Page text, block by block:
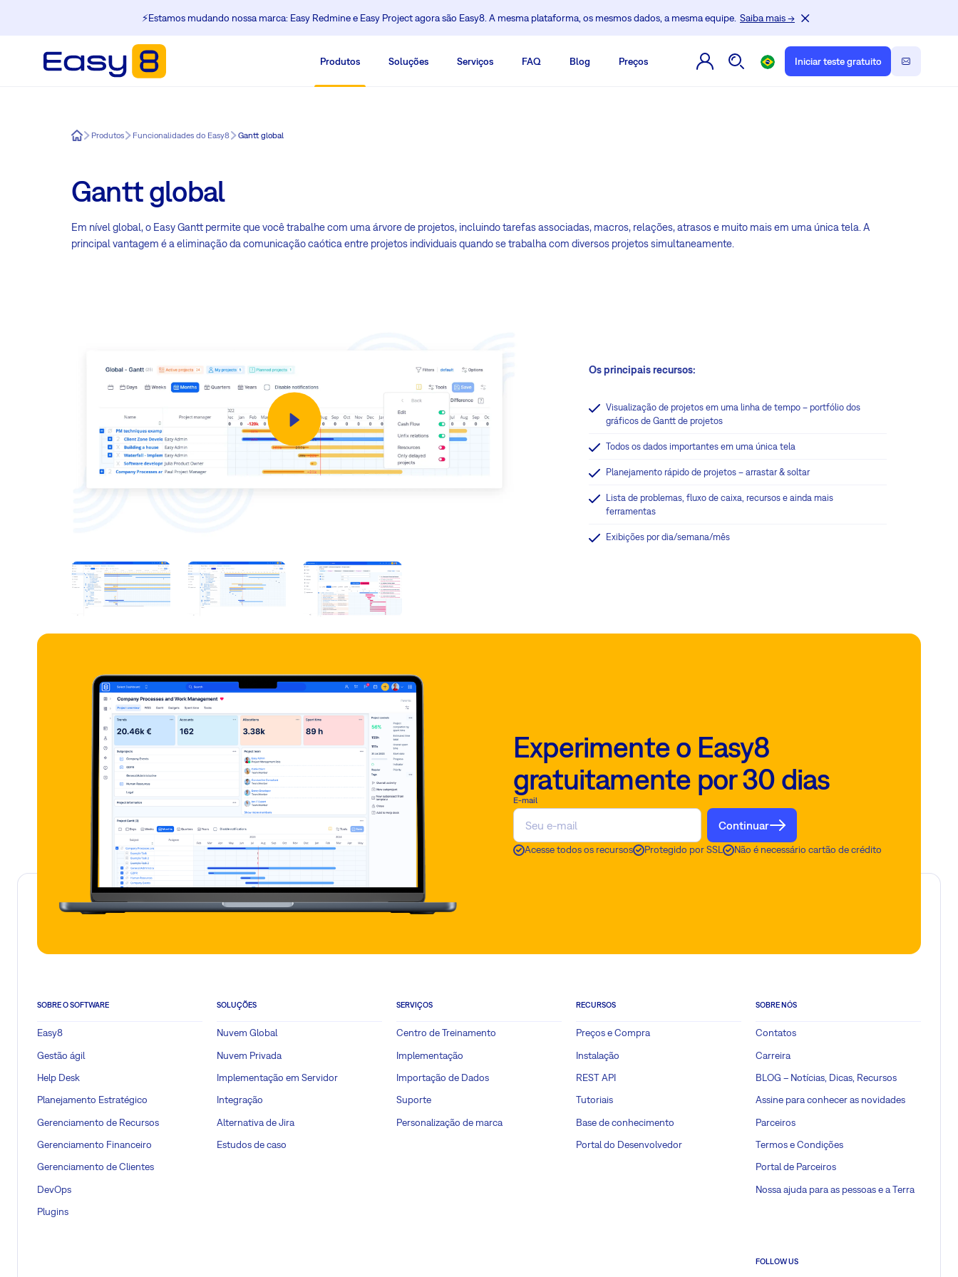
⚡️Estamos mudando nossa marca: Easy Redmine e Easy Project agora são Easy8. A mesma plataforma, os mesmos dados, a mesma equipe. Saiba mais →
Produtos Soluções Serviços FAQ Blog Preços Iniciar teste gratuito
Easy8Produtos Funcionalidades do Easy8 Gantt global
Gantt global
Em nível global, o Easy Gantt permite que você trabalhe com uma árvore de projetos, incluindo tarefas associadas, macros, relações, atrasos e muito mais em uma única tela. A
principal vantagem é a eliminação da comunicação caótica entre projetos individuais quando se trabalha com diversos projetos simultaneamente.
Os principais recursos:
Visualização de projetos em uma linha de tempo – portfólio dos
gráficos de Gantt de projetos
Todos os dados importantes em uma única tela
Planejamento rápido de projetos – arrastar & soltar
Lista de problemas, fluxo de caixa, recursos e ainda mais
ferramentas
Exibições por dia/semana/mês
Experimente o Easy8
gratuitamente por 30 dias
E-mail
Continuar
Acesse todos os recursos Protegido por SSL Não é necessário cartão de crédito
SOBRE O SOFTWARE
Easy8
Gestão ágil
Help Desk
Planejamento Estratégico
Gerenciamento de Recursos
Gerenciamento Financeiro
Gerenciamento de Clientes
DevOps
Plugins
SOLUÇÕES
Nuvem Global
Nuvem Privada
Implementação em Servidor
Integração
Alternativa de Jira
Estudos de caso
SERVIÇOS
Centro de Treinamento
Implementação
Importação de Dados
Suporte
Personalização de marca
RECURSOS
Preços e Compra
Instalação
REST API
Tutoriais
Base de conhecimento
Portal do Desenvolvedor
SOBRE NÓS
Contatos
Carreira
BLOG – Notícias, Dicas, Recursos
Assine para conhecer as novidades
Parceiros
Termos e Condições
Portal de Parceiros
Nossa ajuda para as pessoas e a Terra
FOLLOW US